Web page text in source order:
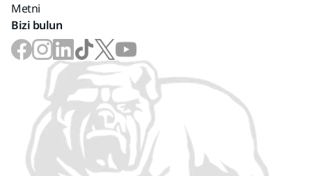
Metni
Bizi bulun